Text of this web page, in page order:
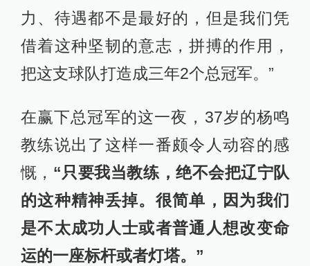
力、待遇都不是最好的，但是我们凭
借着这种坚韧的意志，拼搏的作用，
把这支球队打造成三年2个总冠军。”
在赢下总冠军的这一夜，37岁的杨鸣
教练说出了这样一番颇令人动容的感
慨， “只要我当教练，绝不会把辽宁队
的这种精神丢掉。很简单，因为我们
是不太成功人士或者普通人想改变命
运的一座标杆或者灯塔。”